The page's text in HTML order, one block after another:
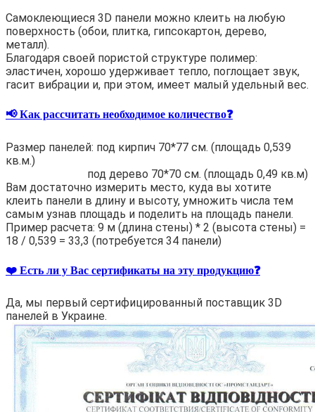
Самоклеющиеся 3D панели можно клеить на любую
поверхность (обои, плитка, гипсокартон, дерево,
металл).
Благодаря своей пористой структуре полимер:
эластичен, хорошо удерживает тепло, поглощает звук,
гасит вибрации и, при этом, имеет малый удельный вес.
📢 Как рассчитать необходимое количество❓
Размер панелей: под кирпич 70*77 см. (площадь 0,539
кв.м.)
под дерево 70*70 см. (площадь 0,49 кв.м)
Вам достаточно измерить место, куда вы хотите
клеить панели в длину и высоту, умножить числа тем
самым узнав площадь и поделить на площадь панели.
Пример расчета: 9 м (длина стены) * 2 (высота стены) =
18 / 0,539 = 33,3 (потребуется 34 панели)
❤️ Есть ли у Вас сертификаты на эту продукцию❓
Да, мы первый сертифицированный поставщик 3D
панелей в Украине.